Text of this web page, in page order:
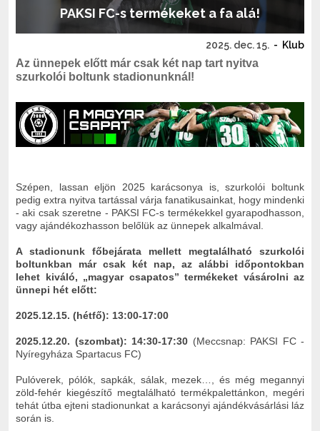
PAKSI FC-s termékeket a fa alá!
2025. dec. 15. - Klub
Az ünnepek előtt már csak két nap tart nyitva
szurkolói boltunk stadionunknál!
Szépen, lassan eljön 2025 karácsonya is, szurkolói boltunk
pedig extra nyitva tartással várja fanatikusainkat, hogy mindenki
- aki csak szeretne - PAKSI FC-s termékekkel gyarapodhasson,
vagy ajándékozhasson belőlük az ünnepek alkalmával.
A stadionunk főbejárata mellett megtalálható szurkolói
boltunkban már csak két nap, az alábbi időpontokban
lehet kiváló, „magyar csapatos” termékeket vásárolni az
ünnepi hét előtt:
2025.12.15. (hétfő): 13:00-17:00
2025.12.20. (szombat): 14:30-17:30 (Meccsnap: PAKSI FC -
Nyíregyháza Spartacus FC)
Pulóverek, pólók, sapkák, sálak, mezek…, és még megannyi
zöld-fehér kiegészítő megtalálható termékpalettánkon, megéri
tehát útba ejteni stadionunkat a karácsonyi ajándékvásárlási láz
során is.